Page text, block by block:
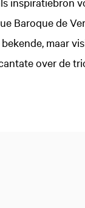
Baroque de
maar
over de